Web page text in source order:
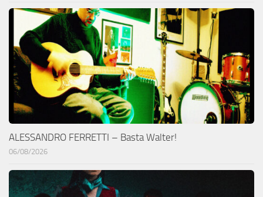
ALESSANDRO FERRETTI – Basta Walter!
06/08/2026